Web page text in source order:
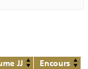
JJ Encours